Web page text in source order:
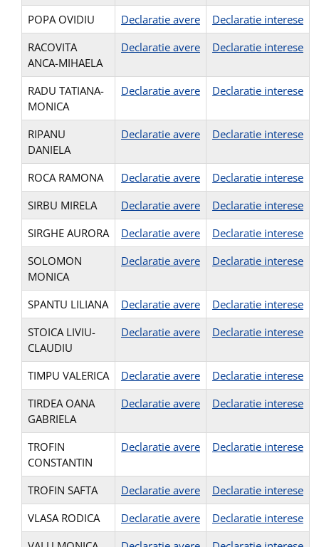
POPA OVIDIU Declaratie avere
Declaratie interese
RACOVITA
ANCA-MIHAELA
Declaratie avere Declaratie interese
RADU TATIANA-
MONICA
Declaratie avere Declaratie interese
RIPANU
DANIELA
Declaratie avere Declaratie interese
ROCA RAMONA Declaratie avere
Declaratie interese
SIRBU MIRELA
Declaratie avere
Declaratie interese
SIRGHE AURORA
Declaratie avere
Declaratie interese
SOLOMON
MONICA
Declaratie avere Declaratie interese
SPANTU LILIANA Declaratie avere
Declaratie interese
STOICA LIVIU-
CLAUDIU
Declaratie avere Declaratie interese
TIMPU VALERICA Declaratie avere
Declaratie interese
TIRDEA OANA
GABRIELA
Declaratie avere Declaratie interese
TROFIN
CONSTANTIN
Declaratie avere Declaratie interese
TROFIN SAFTA Declaratie avere
Declaratie interese
VLASA RODICA
Declaratie avere
Declaratie interese